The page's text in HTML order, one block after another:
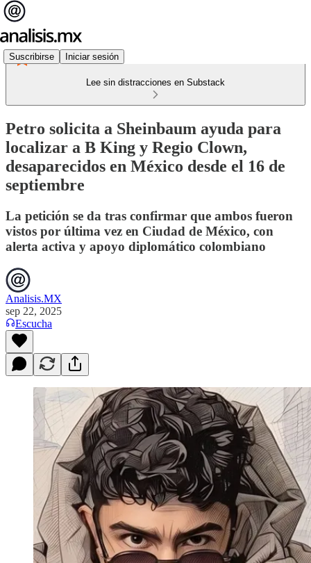
Suscribirse Iniciar sesión
Lee sin distracciones en Substack
Petro solicita a Sheinbaum ayuda para
localizar a B King y Regio Clown,
desaparecidos en México desde el 16 de
septiembre
La petición se da tras confirmar que ambos fueron
vistos por última vez en Ciudad de México, con
alerta activa y apoyo diplomático colombiano
Analisis.MX
sep 22, 2025
Escucha